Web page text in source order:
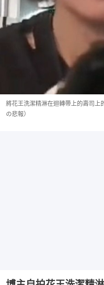
將花王洗潔精淋在迴轉帶上的壽司上
の悲報）